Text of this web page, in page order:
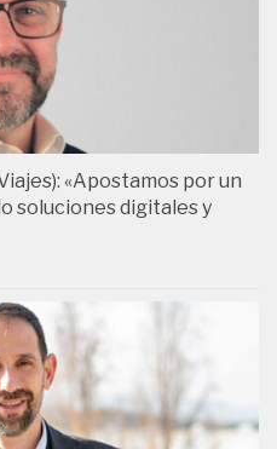
«Apostamos por un
soluciones digitales y